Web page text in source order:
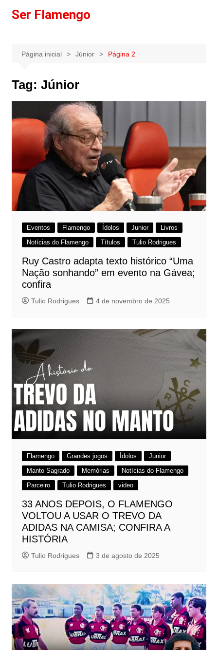
paraSer Flamengo
Página inicial Júnior Página 2
Tag: Júnior
Eventos Flamengo Ídolos Junior
Livros
Notícias do Flamengo
Títulos Tulio Rodrigues
Ruy Castro adapta texto histórico “Uma
Nação sonhando” em evento na Gávea;
confira
Tulio Rodrigues 4 de novembro de 2025
Flamengo Grandes jogos Ídolos
Junior
Manto Sagrado
Memórias
Notícias do Flamengo
Parceiro
Tulio Rodrigues video
33 ANOS DEPOIS, O FLAMENGO
VOLTOU A USAR O TREVO DA
ADIDAS NA CAMISA; CONFIRA A
HISTÓRIA
Tulio Rodrigues 3 de agosto de 2025